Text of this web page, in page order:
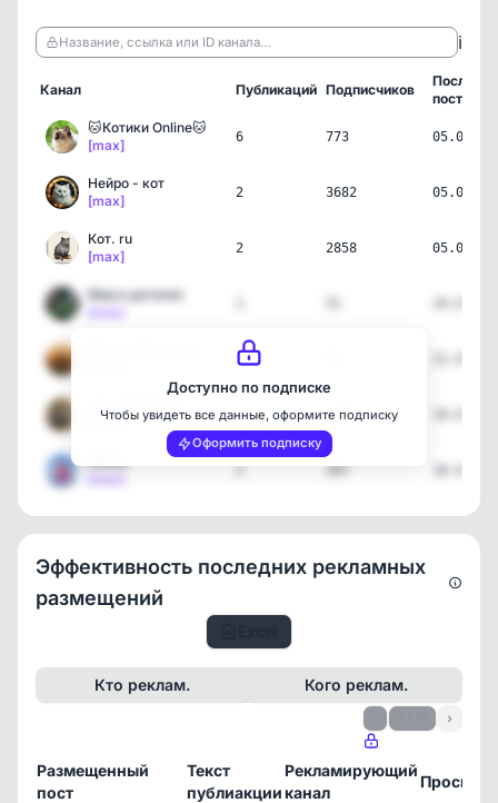
Название, ссылка или ID канала… ℹ️
Канал Публикаций Подписчиков
пост
🐱Котики Online🐱
[max]
6 773 05.08.26
Нейро - кот
[max]
2 3682 05.08.26
Кот. ru
[max]
2 2858 05.08.26
Мир в деталях
1
[max]
3 1089
2 207
Доступно по подписке
Чтобы увидеть все данные, оформите подписку
Оформить подписку
Эффективность последних рекламных
размещений
Кто реклам. Кого реклам.
›
Размещенный
пост
Текст
публиакции
Рекламирующий
канал